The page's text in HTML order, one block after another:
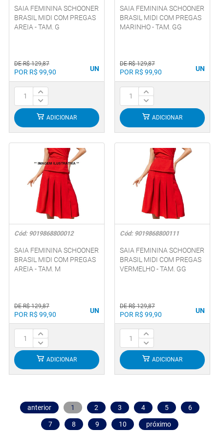
SAIA FEMININA SCHOONER
BRASIL MIDI COM PREGAS
AREIA - TAM. G
DE R$ 129,87
POR R$ 99,90 UN
ADICIONAR
SAIA FEMININA SCHOONER
BRASIL MIDI COM PREGAS
MARINHO - TAM. GG
DE R$ 129,87
POR R$ 99,90 UN
ADICIONAR
Cód: 9019868800012
SAIA FEMININA SCHOONER
BRASIL MIDI COM PREGAS
AREIA - TAM. M
DE R$ 129,87
POR R$ 99,90 UN
ADICIONAR
Cód: 9019868800111
SAIA FEMININA SCHOONER
BRASIL MIDI COM PREGAS
VERMELHO - TAM. GG
DE R$ 129,87
POR R$ 99,90 UN
ADICIONAR
anterior 1 2 3 4 5 6
7 8 9 10 próximo